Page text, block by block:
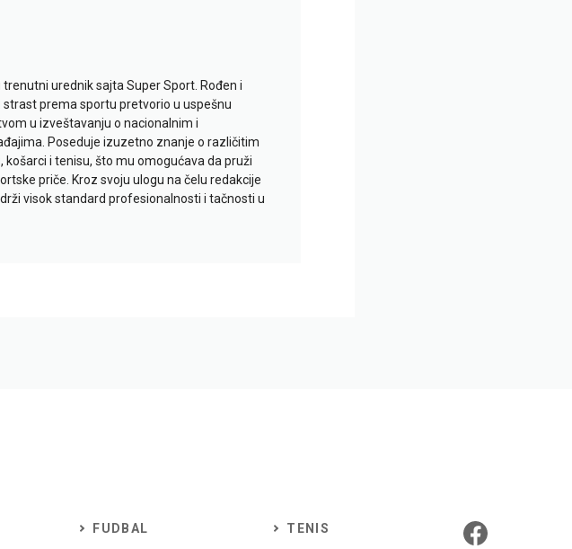
urednik sajta Super Sport. Rođen i
strast prema sportu pretvorio u uspešnu
u izveštavanju o nacionalnim i
Poseduje izuzetno znanje o različitim
i tenisu, što mu omogućava da pruži
priče. Kroz svoju ulogu na čelu redakcije
visok standard profesionalnosti i tačnosti u
FUDBAL TENIS